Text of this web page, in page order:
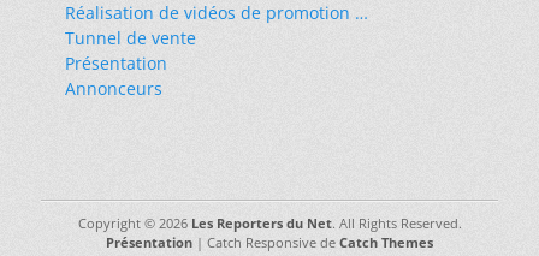
Réalisation de vidéos de promotion …
Tunnel de vente
Présentation
Annonceurs
Copyright © 2026 Les Reporters du Net. All Rights Reserved.
Présentation | Catch Responsive de Catch Themes